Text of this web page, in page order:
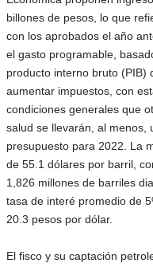
billones de pesos, lo que
con los aprobados el año
el gasto programable,
producto interno bruto (PIB)
aumentar impuestos, con
condiciones generales que
salud se llevarán, al menos,
presupuesto para 2022. La
de 55.1 dólares por barril,
1,826 millones de barriles
tasa de interé promedio de
20.3 pesos por dólar.
El fisco y su captación